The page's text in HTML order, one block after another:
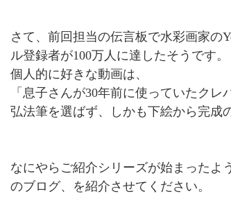
さて、前回担当の伝言板で水彩画家の
ル登録者が100万人に達したそうです。
個人的に好きな動画は、
「息子さんが30年前に使っていたクレ
弘法筆を選ばず、しかも下絵から完成
なにやらご紹介シリーズが始まった
のブログ、を紹介させてください。